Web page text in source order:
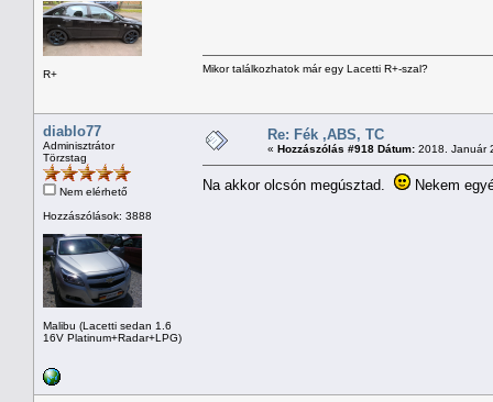
R+ Mikor találkozhatok már egy Lacetti R+-szal?
diablo77
Adminisztrátor
Törzstag
Nem elérhető
Hozzászólások: 3888
Malibu (Lacetti sedan 1.6
16V Platinum+Radar+LPG)
Re: Fék ,ABS, TC
« Hozzászólás #918 Dátum: 2018. Január
Na akkor olcsón megúsztad. Nekem